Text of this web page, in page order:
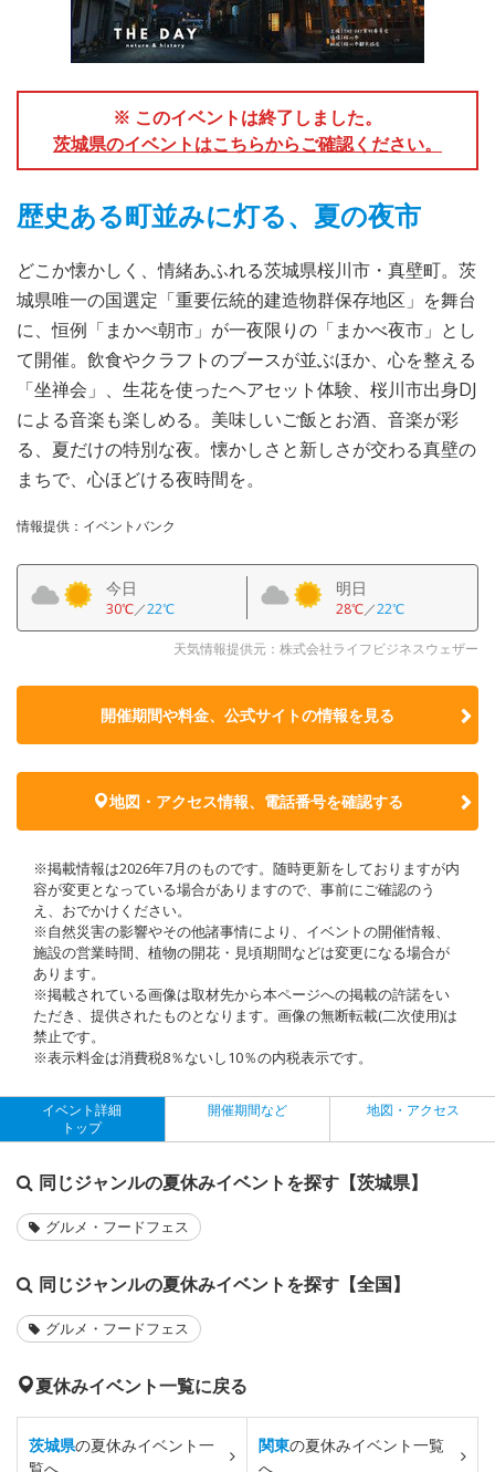
※ このイベントは終了しました。
茨城県のイベントはこちらからご確認ください。
歴史ある町並みに灯る、夏の夜市
どこか懐かしく、情緒あふれる茨城県桜川市・真壁町。茨
城県唯一の国選定「重要伝統的建造物群保存地区」を舞台
に、恒例「まかべ朝市」が一夜限りの「まかべ夜市」とし
て開催。飲食やクラフトのブースが並ぶほか、心を整える
「坐禅会」、生花を使ったヘアセット体験、桜川市出身DJ
による音楽も楽しめる。美味しいご飯とお酒、音楽が彩
る、夏だけの特別な夜。懐かしさと新しさが交わる真壁の
まちで、心ほどける夜時間を。
情報提供：イベントバンク
今日
30℃／22℃
明日
28℃／22℃
天気情報提供元：株式会社ライフビジネスウェザー
開催期間や料金、公式サイトの情報を見る
地図・アクセス情報、電話番号を確認する
※掲載情報は2026年7月のものです。随時更新をしておりますが内
容が変更となっている場合がありますので、事前にご確認のう
え、おでかけください。
※自然災害の影響やその他諸事情により、イベントの開催情報、
施設の営業時間、植物の開花・見頃期間などは変更になる場合が
あります。
※掲載されている画像は取材先から本ページへの掲載の許諾をい
ただき、提供されたものとなります。画像の無断転載(二次使用)は
禁止です。
※表示料金は消費税8％ないし10％の内税表示です。
イベント詳細
トップ
開催期間など 地図・アクセス
同じジャンルの夏休みイベントを探す【茨城県】
グルメ・フードフェス
同じジャンルの夏休みイベントを探す【全国】
グルメ・フードフェス
夏休みイベント一覧に戻る
茨城県の夏休みイベント一
覧へ
関東の夏休みイベント一覧
へ